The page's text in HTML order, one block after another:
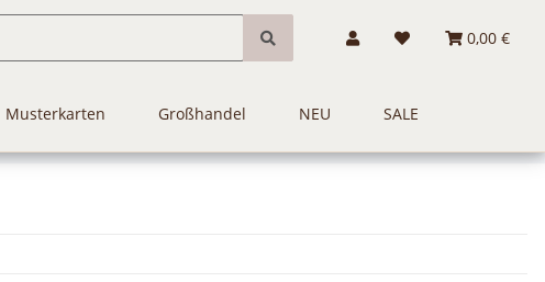
0,00 €
Musterkarten Großhandel NEU SALE